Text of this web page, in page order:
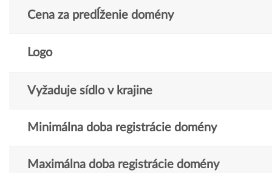
Cena za predĺženie domény
Logo
Vyžaduje sídlo v krajine
Minimálna doba registrácie domény
Maximálna doba registrácie domény